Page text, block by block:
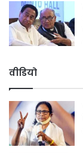
वीडियो